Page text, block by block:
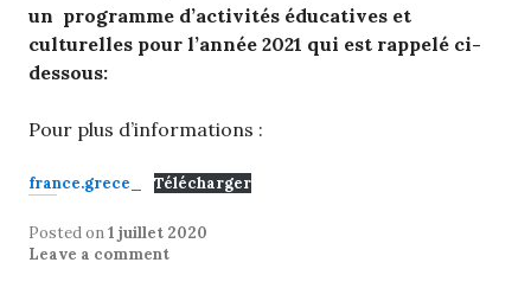
un programme d’activités éducatives et
culturelles pour l’année 2021 qui est rappelé ci-
dessous:
Pour plus d’informations :
france.grece_ Télécharger
Posted on1 juillet 2020
Leave a comment